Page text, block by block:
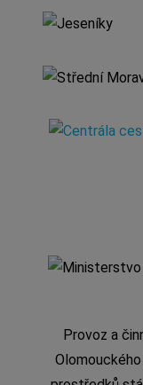
Provoz a